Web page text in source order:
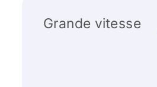
Grande vitesse